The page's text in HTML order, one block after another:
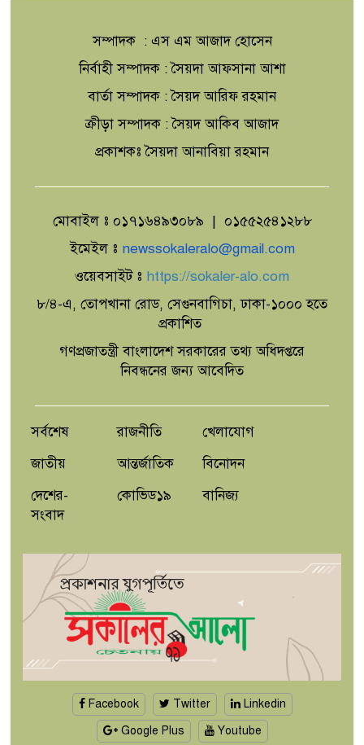
সাংবাদিকতা পেশার অস্তিত্ব রক্ষায়
রোমে শান্তি আলোচনা চলাকালেই দক্ষিণ
লেবাননে নতুন হামলা,নিহত দুই
বিটিভির নতুন মহাপরিচালক কাজী
জেসিন,এক বছরের চুক্তিভিত্তিক নিয়োগ
২০ আগস্ট রাষ্ট্রপতি নির্বাচন,তফসিল
প্রকাশ; মনোনয়ন জমা ১৩ আগস্ট
সমন্বিত কর্মপরিকল্পনার নির্দেশ
প্রধানমন্ত্রীর
সম্পাদক : এস এম আজাদ হোসেন
নির্বাহী সম্পাদক : সৈয়দা আফসানা আশা
বার্তা সম্পাদক : সৈয়দ আরিফ রহমান
ক্রীড়া সম্পাদক : সৈয়দ আকিব আজাদ
প্রকাশকঃ সৈয়দা আনাবিয়া রহমান
মোবাইল ঃ ০১৭১৬৪৯৩০৮৯ | ০১৫৫২৫৪১২৮৮
ইমেইল ঃ newssokaleralo@gmail.com
ওয়েবসাইট ঃ https://sokaler-alo.com
৮/৪-এ, তোপখানা রোড, সেগুনবাগিচা, ঢাকা-১০০০ হতে
প্রকাশিত
গণপ্রজাতন্ত্রী বাংলাদেশ সরকারের তথ্য অধিদপ্তরে
নিবন্ধনের জন্য আবেদিত
সর্বশেষ
জাতীয়
দেশের-
সংবাদ
রাজনীতি
আন্তর্জাতিক
কোভিড১৯
খেলাযোগ
বিনোদন
বানিজ্য
Facebook Twitter
Linkedin
Google Plus
Youtube